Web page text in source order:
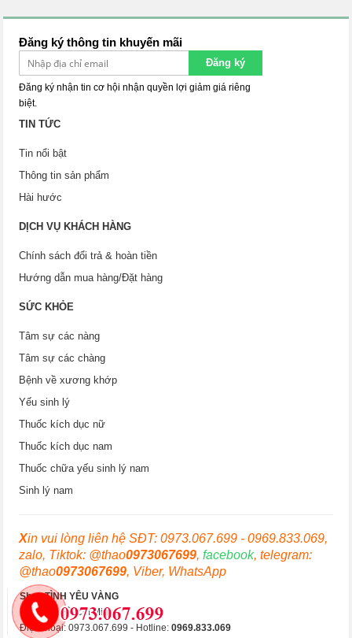
Đăng ký thông tin khuyến mãi
Đăng ký
Đăng ký nhận tin cơ hội nhận quyền lợi giảm giá riêng
biệt.
TIN TỨC
Tin nổi bật
Thông tin sản phẩm
Hài hước
DỊCH VỤ KHÁCH HÀNG
Chính sách đổi trả & hoàn tiền
Hướng dẫn mua hàng/Đặt hàng
SỨC KHỎE
Tâm sự các nàng
Tâm sự các chàng
Bệnh về xương khớp
Yếu sinh lý
Thuốc kích dục nữ
Thuốc kích dục nam
Thuốc chữa yếu sinh lý nam
Sinh lý nam
Xin vui lòng liên hệ SĐT: 0973.067.699 - 0969.833.069,
zalo, Tiktok: @thao0973067699,facebook, telegram:
@thao0973067699, Viber, WhatsApp
Shop TÌNH YÊU VÀNG
Hà Nội & Hồ Chí Minh
Điện thoại: 0973.067.699 - Hotline:0969.833.069